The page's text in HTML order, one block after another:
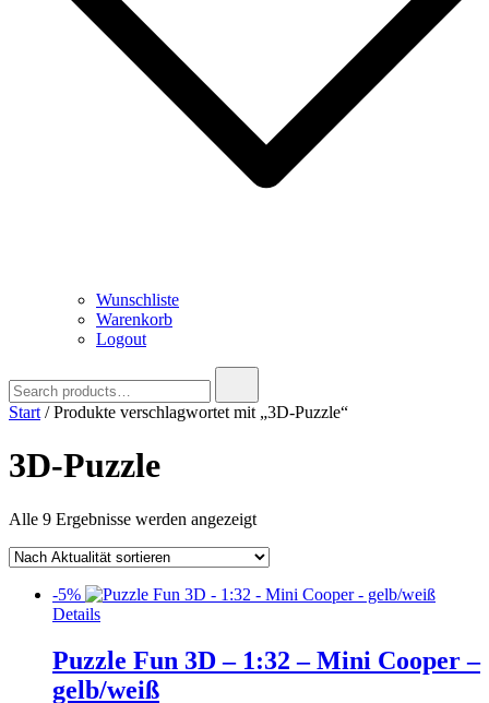
Wunschliste
Warenkorb
Logout
for:
Start / Produkte verschlagwortet mit „3D-Puzzle“
3D-Puzzle
Alle 9 Ergebnisse werden angezeigtNach
sortiert
-5%
Details
Puzzle Fun 3D – 1:32 – Mini Cooper –
gelb/weiß